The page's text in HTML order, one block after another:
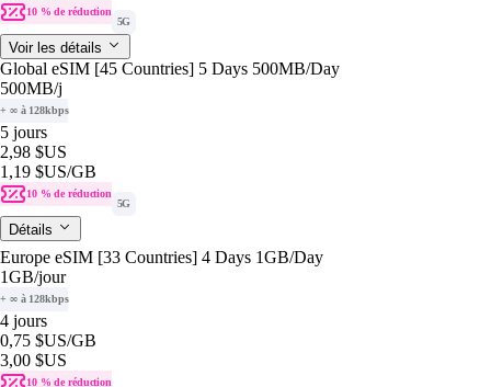
10 % de réduction
5G
Voir les détails
Global eSIM [45 Countries] 5 Days 500MB/Day
500MB/j
+ ∞ à 128kbps
5 jours
2,98 $US
1,19 $US/GB
10 % de réduction
5G
Détails
Europe eSIM [33 Countries] 4 Days 1GB/Day
1GB/jour
+ ∞ à 128kbps
4 jours
0,75 $US/GB
3,00 $US
10 % de réduction